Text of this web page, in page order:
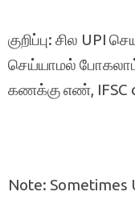
குறிப்பு: சில UPI
செய்யாமல்
கணக்கு எண், IFSC
Note: Sometimes